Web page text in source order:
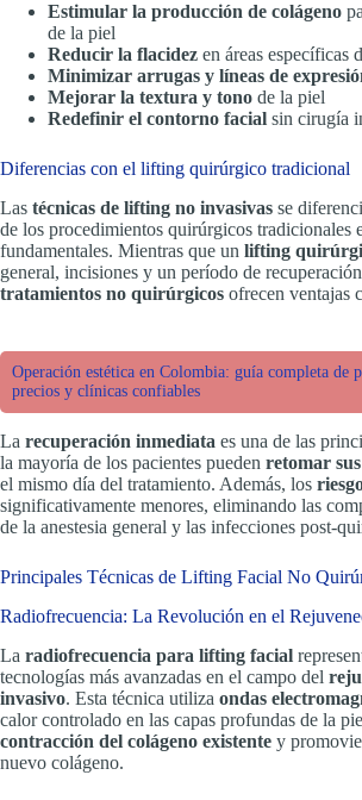
Estimular la producción de colágeno
de la piel
Reducir la flacidez en áreas específicas
Minimizar arrugas y líneas de
Mejorar la textura y tono de la piel
Redefinir el contorno facial sin cirugía
Diferencias con el lifting quirúrgico tradicional
Las técnicas de lifting no invasivas se
de los procedimientos quirúrgicos tradicionales
fundamentales. Mientras que un lifting
general, incisiones y un período de
tratamientos no quirúrgicos ofrecen ventajas
Operación estética en Colombia: guía completa de
precios y clínicas confiables
La recuperación inmediata es una de las
la mayoría de los pacientes pueden retomar
el mismo día del tratamiento. Además, los
significativamente menores, eliminando las
de la anestesia general y las infecciones post-
Principales Técnicas de Lifting Facial No
Radiofrecuencia: La Revolución en el
La radiofrecuencia para lifting facial
tecnologías más avanzadas en el campo del
invasivo. Esta técnica utiliza ondas
calor controlado en las capas profundas de la
contracción del colágeno existente y
nuevo colágeno.